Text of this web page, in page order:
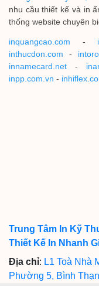
nhu cầu thiết kế và in
thống website chuyên
inquangcao.com -
inthucdon.com -
innamecard.net -
inpp.com.vn -
Trung Tâm In Kỹ
Thiết Kế In Nhanh
Địa chỉ: L1 Toà Nhà
Phường 5, Bình